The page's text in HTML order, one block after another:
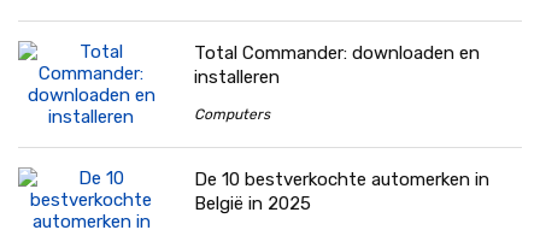
Total Commander: downloaden en
installeren
Computers
De 10 bestverkochte automerken in
België in 2025